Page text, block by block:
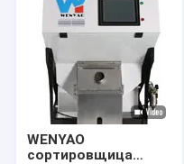
WENYAO
сортировщица